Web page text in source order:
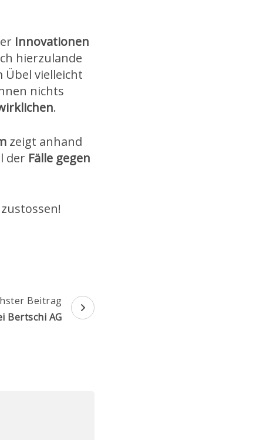
Innovationen
hierzulande
Übel vielleicht
nichts
.
zeigt anhand
der Fälle gegen
Beitrag
Bertschi AG